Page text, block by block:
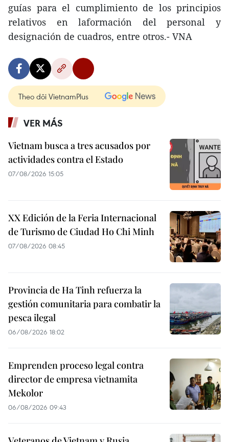
guías para el cumplimiento de los principios
relativos en laformación del personal y
designación de cuadros, entre otros.- VNA
Theo dõi VietnamPlus
VER MÁS
Vietnam busca a tres acusados por
actividades contra el Estado
07/08/2026 15:05
XX Edición de la Feria Internacional
de Turismo de Ciudad Ho Chi Minh
07/08/2026 08:45
Provincia de Ha Tinh refuerza la
gestión comunitaria para combatir la
pesca ilegal
06/08/2026 18:02
Emprenden proceso legal contra
director de empresa vietnamita
Mekolor
06/08/2026 09:43